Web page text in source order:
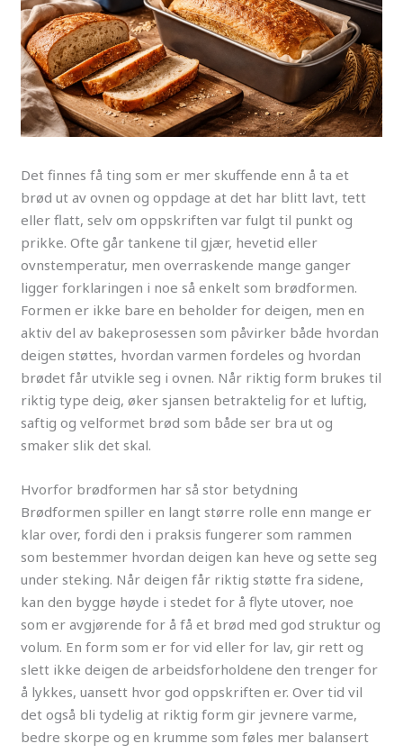
Det finnes få ting som er mer skuffende enn å ta et
brød ut av ovnen og oppdage at det har blitt lavt, tett
eller flatt, selv om oppskriften var fulgt til punkt og
prikke. Ofte går tankene til gjær, hevetid eller
ovnstemperatur, men overraskende mange ganger
ligger forklaringen i noe så enkelt som brødformen.
Formen er ikke bare en beholder for deigen, men en
aktiv del av bakeprosessen som påvirker både hvordan
deigen støttes, hvordan varmen fordeles og hvordan
brødet får utvikle seg i ovnen. Når riktig form brukes til
riktig type deig, øker sjansen betraktelig for et luftig,
saftig og velformet brød som både ser bra ut og
smaker slik det skal.
Hvorfor brødformen har så stor betydning
Brødformen spiller en langt større rolle enn mange er
klar over, fordi den i praksis fungerer som rammen
som bestemmer hvordan deigen kan heve og sette seg
under steking. Når deigen får riktig støtte fra sidene,
kan den bygge høyde i stedet for å flyte utover, noe
som er avgjørende for å få et brød med god struktur og
volum. En form som er for vid eller for lav, gir rett og
slett ikke deigen de arbeidsforholdene den trenger for
å lykkes, uansett hvor god oppskriften er. Over tid vil
det også bli tydelig at riktig form gir jevnere varme,
bedre skorpe og en krumme som føles mer balansert